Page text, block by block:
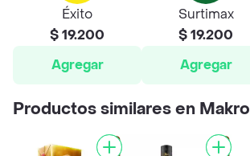
Éxito
$ 19.200
Agregar
Surtimax
$ 19.200
Agregar
Productos similares en Makro